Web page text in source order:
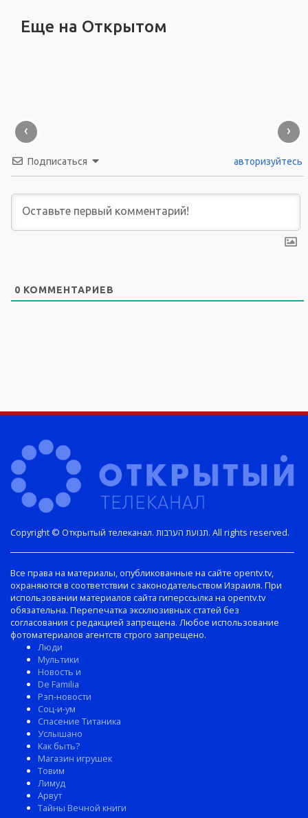
Еще на Открытом
‹ ›
Подписаться авторизуйтесь
0 КОММЕНТАРИЕВ
Copyright © Открытый телеканал. תנועת הערבות. All rights reserved.
Все права на материалы, опубликованные на сайте opentv.tv,
охраняются в соответствии с законодательством Израиля. При
использовании материалов сайта гиперссылка на opentv.tv
обязательна. Перепечатка эксклюзивных статей без
согласования с редакцией запрещена. Любое использование
фотоматериалов агентств строго запрещено.
Люди
Мультики
Новость и
De Familia
Рэп-новости
Соц-и-ум
Спасение Титаника
Услышано
Как быть?
Магазин игрушек
Товим
Лимуд
Арвут
Тайны Вечной книги